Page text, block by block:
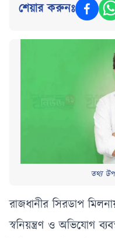
শেয়ার করুনঃ
তথ্য
রাজধানীর সিরডাপ
স্বনিয়ন্ত্রণ ও অভিযোগ